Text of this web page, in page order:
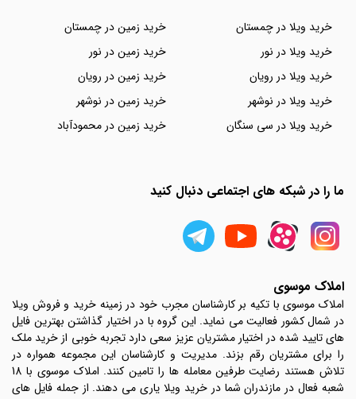
خرید ویلا در چمستان
خرید ویلا در نور
خرید ویلا در رویان
خرید ویلا در نوشهر
خرید ویلا در سی سنگان
خرید زمین در چمستان
خرید زمین در نور
خرید زمین در رویان
خرید زمین در نوشهر
خرید زمین در محمودآباد
ما را در شبکه های اجتماعی دنبال کنید
املاک موسوی
املاک موسوی با تکیه بر کارشناسان مجرب خود در زمینه خرید و فروش ویلا
در شمال کشور فعالیت می نماید. این گروه با در اختیار گذاشتن بهترین فایل
های تایید شده در اختیار مشتریان عزیز سعی دارد تجربه خوبی از خرید ملک
را برای مشتریان رقم بزند. مدیریت و کارشناسان این مجموعه همواره در
تلاش هستند رضایت طرفین معامله ها را تامین کنند. املاک موسوی با 18
شعبه فعال در مازندران شما در خرید ویلا یاری می دهند. از جمله فایل های